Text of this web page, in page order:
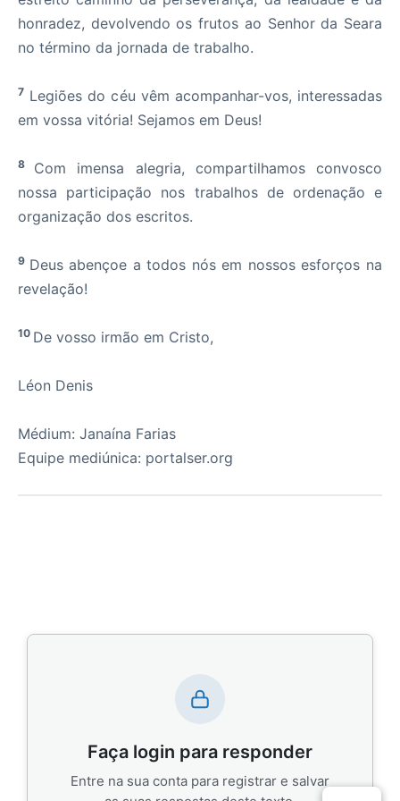
honradez, devolvendo os frutos ao Senhor da Seara
no término da jornada de trabalho.
7 Legiões do céu vêm acompanhar-vos, interessadas
em vossa vitória! Sejamos em Deus!
8 Com imensa alegria, compartilhamos convosco
nossa participação nos trabalhos de ordenação e
organização dos escritos.
9 Deus abençoe a todos nós em nossos esforços na
revelação!
10 De vosso irmão em Cristo,
Léon Denis
Médium: Janaína Farias
Equipe mediúnica: portalser.org
Faça login para responder
Entre na sua conta para registrar e salvar